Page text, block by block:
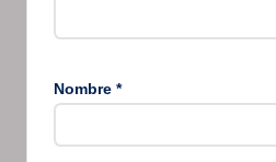
Nombre *